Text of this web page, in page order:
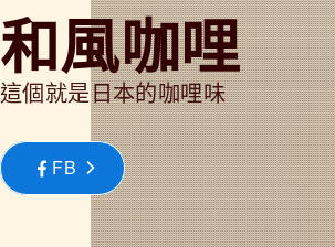
和風咖哩
這個就是日本的咖哩味
FB